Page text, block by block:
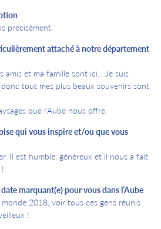
précisément.
attaché à notre département
amis et ma famille sont ici... Je suis
tout mes plus beaux souvenirs sont
que l'Aube nous offre.
qui vous inspire et/ou que vous
Il est humble, généreux et il nous a fait
marquant(e) pour vous dans l’Aube
2018, voir tous ces gens réunis
!